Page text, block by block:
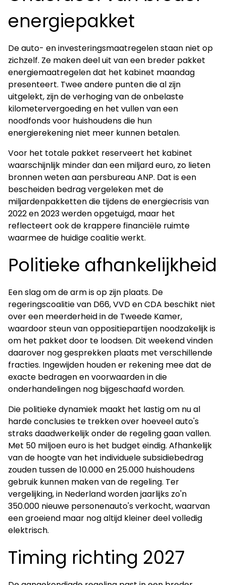
energiepakket
De auto- en investeringsmaatregelen staan niet op
zichzelf. Ze maken deel uit van een breder pakket
energiemaatregelen dat het kabinet maandag
presenteert. Twee andere punten die al zijn
uitgelekt, zijn de verhoging van de onbelaste
kilometervergoeding en het vullen van een
noodfonds voor huishoudens die hun
energierekening niet meer kunnen betalen.
Voor het totale pakket reserveert het kabinet
waarschijnlijk minder dan een miljard euro, zo lieten
bronnen weten aan persbureau ANP. Dat is een
bescheiden bedrag vergeleken met de
miljardenpakketten die tijdens de energiecrisis van
2022 en 2023 werden opgetuigd, maar het
reflecteert ook de krappere financiële ruimte
waarmee de huidige coalitie werkt.
Politieke afhankelijkheid
Een slag om de arm is op zijn plaats. De
regeringscoalitie van D66, VVD en CDA beschikt niet
over een meerderheid in de Tweede Kamer,
waardoor steun van oppositiepartijen noodzakelijk is
om het pakket door te loodsen. Dit weekend vinden
daarover nog gesprekken plaats met verschillende
fracties. Ingewijden houden er rekening mee dat de
exacte bedragen en voorwaarden in die
onderhandelingen nog bijgeschaafd worden.
Die politieke dynamiek maakt het lastig om nu al
harde conclusies te trekken over hoeveel auto's
straks daadwerkelijk onder de regeling gaan vallen.
Met 50 miljoen euro is het budget eindig. Afhankelijk
van de hoogte van het individuele subsidiebedrag
zouden tussen de 10.000 en 25.000 huishoudens
gebruik kunnen maken van de regeling. Ter
vergelijking, in Nederland worden jaarlijks zo'n
350.000 nieuwe personenauto's verkocht, waarvan
een groeiend maar nog altijd kleiner deel volledig
elektrisch.
Timing richting 2027